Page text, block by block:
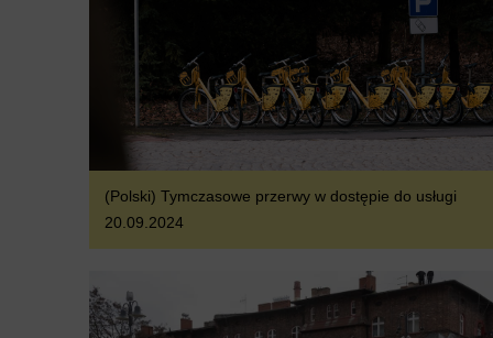
(Polski) Tymczasowe przerwy w dostępie do usługi
20.09.2024